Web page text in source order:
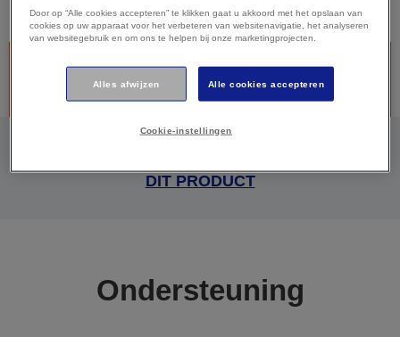
Hieronder vindt u meer informatie over doorlopende
ondersteuning.
DIT PRODUCT
Ondersteuning
Door op “Alle cookies accepteren” te klikken gaat u akkoord met het opslaan van
cookies op uw apparaat voor het verbeteren van websitenavigatie, het analyseren
van websitegebruik en om ons te helpen bij onze marketingprojecten.
Alles afwijzen Alle cookies accepteren
Cookie-instellingen